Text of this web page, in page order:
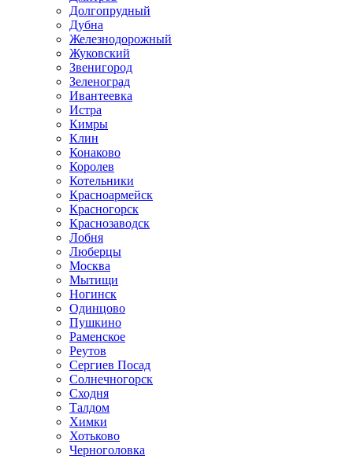
Долгопрудный
Дубна
Железнодорожный
Жуковский
Звенигород
Зеленоград
Ивантеевка
Истра
Кимры
Клин
Конаково
Королев
Котельники
Красноармейск
Красногорск
Краснозаводск
Лобня
Люберцы
Москва
Мытищи
Ногинск
Одинцово
Пушкино
Раменское
Реутов
Сергиев Посад
Солнечногорск
Сходня
Талдом
Химки
Хотьково
Черноголовка